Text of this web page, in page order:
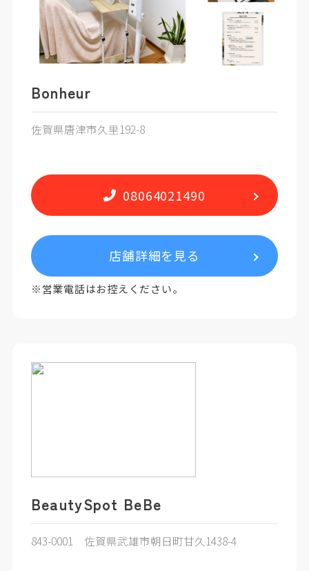
Bonheur
佐賀県唐津市久里192-8
08064021490
店舗詳細を見る
※営業電話はお控えください。
BeautySpot BeBe
843-0001 佐賀県武雄市朝日町甘久1438-4